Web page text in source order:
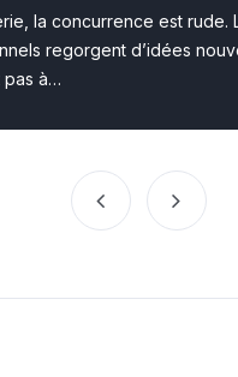
la concurrence est rude.
regorgent d’idées
pas à…